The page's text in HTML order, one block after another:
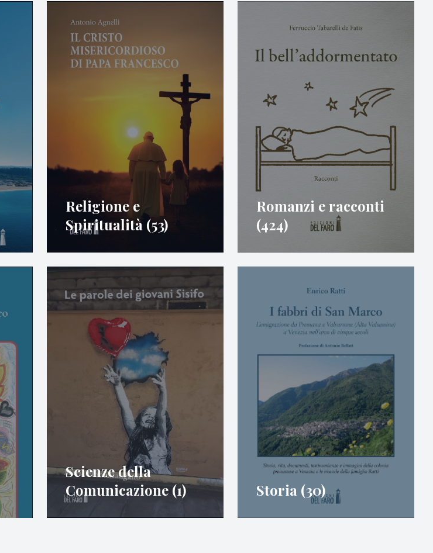
Religione e
Spiritualità (53)
Romanzi e racconti
(424)
Scienze della
Comunicazione (1)
Storia (30)